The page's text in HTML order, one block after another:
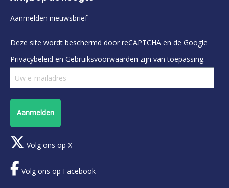
Aanmelden nieuwsbrief
Deze site wordt beschermd door reCAPTCHA en de Google
Privacybeleid en Gebruiksvoorwaarden zijn van toepassing.
Aanmelden
Volg ons op X
Volg ons op Facebook